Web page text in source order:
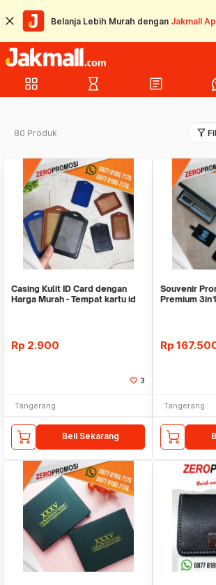
Belanja Lebih Murah dengan Jakmall
grid_view hourglass_empty article
80 Produk filter_alt
Casing Kulit ID Card dengan
Harga Murah - Tempat kartu id
Rp 2.900
3
Tangerang
Beli Sekarang
Souvenir
Premium
Rp
Tangerang